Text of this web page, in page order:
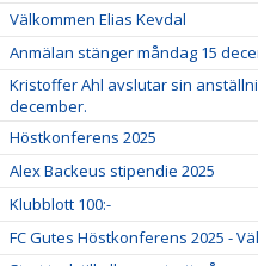
Välkommen Elias Kevdal
Anmälan stänger måndag 15
Kristoffer Ahl avslutar sin
december.
Höstkonferens 2025
Alex Backeus stipendie 2025
Klubblott 100:-
FC Gutes Höstkonferens 2025 -